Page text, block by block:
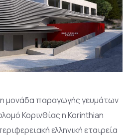
μονάδα παραγωγής γευμάτων
Κορινθίας η Korinthian
ελληνική εταιρεία